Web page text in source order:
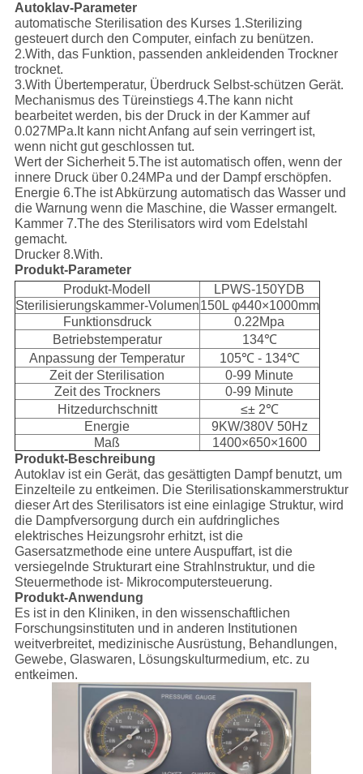
Autoklav-Parameter
automatische Sterilisation des Kurses 1.Sterilizing
gesteuert durch den Computer, einfach zu benützen.
2.With, das Funktion, passenden ankleidenden Trockner
trocknet.
3.With Übertemperatur, Überdruck Selbst-schützen Gerät.
Mechanismus des Türeinstiegs 4.The kann nicht
bearbeitet werden, bis der Druck in der Kammer auf
0.027MPa.It kann nicht Anfang auf sein verringert ist,
wenn nicht gut geschlossen tut.
Wert der Sicherheit 5.The ist automatisch offen, wenn der
innere Druck über 0.24MPa und der Dampf erschöpfen.
Energie 6.The ist Abkürzung automatisch das Wasser und
die Warnung wenn die Maschine, die Wasser ermangelt.
Kammer 7.The des Sterilisators wird vom Edelstahl
gemacht.
Drucker 8.With.
Produkt-Parameter
Produkt-Modell
LPWS-150YDB
Sterilisierungskammer-Volumen150L φ440×1000mm
Funktionsdruck
0.22Mpa
Betriebstemperatur
134℃
Anpassung der Temperatur
105℃ - 134℃
Zeit der Sterilisation
0-99 Minute
Zeit des Trockners
0-99 Minute
Hitzedurchschnitt
≤± 2℃
Energie
9KW/380V 50Hz
Maß
1400×650×1600
Produkt-Beschreibung
Autoklav ist ein Gerät, das gesättigten Dampf benutzt, um
Einzelteile zu entkeimen. Die Sterilisationskammerstruktur
dieser Art des Sterilisators ist eine einlagige Struktur, wird
die Dampfversorgung durch ein aufdringliches
elektrisches Heizungsrohr erhitzt, ist die
Gasersatzmethode eine untere Auspuffart, ist die
versiegelnde Strukturart eine Strahlnstruktur, und die
Steuermethode ist- Mikrocomputersteuerung.
Produkt-Anwendung
Es ist in den Kliniken, in den wissenschaftlichen
Forschungsinstituten und in anderen Institutionen
weitverbreitet, medizinische Ausrüstung, Behandlungen,
Gewebe, Glaswaren, Lösungskulturmedium, etc. zu
entkeimen.